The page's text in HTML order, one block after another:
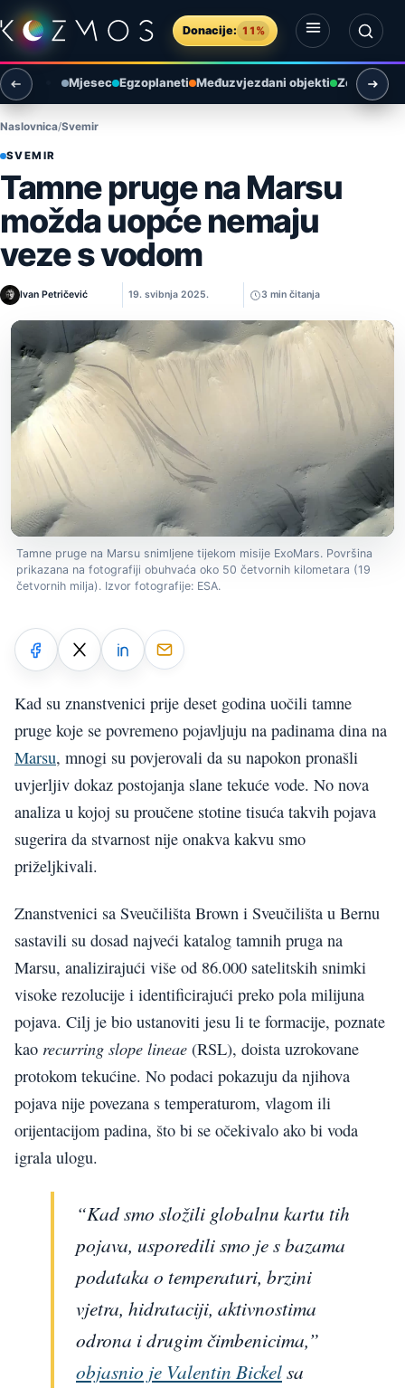
Preskoči na sadržaj
Donacije: 11%
Otvori izbornik
Otvori pretragu
Mjesec Egzoplaneti Međuzvjezdani objekti Zemlja i
Naslovnica Svemir
SVEMIR
Tamne pruge na Marsu
možda uopće nemaju
veze s vodom
Ivan Petričević 19. svibnja 2025. 3 min čitanja
Tamne pruge na Marsu snimljene tijekom misije ExoMars. Površina
prikazana na fotografiji obuhvaća oko 50 četvornih kilometara (19
četvornih milja). Izvor fotografije: ESA.
Kad su znanstvenici prije deset godina uočili tamne
pruge koje se povremeno pojavljuju na padinama dina na
Marsu, mnogi su povjerovali da su napokon pronašli
uvjerljiv dokaz postojanja slane tekuće vode. No nova
analiza u kojoj su proučene stotine tisuća takvih pojava
sugerira da stvarnost nije onakva kakvu smo
priželjkivali.
Znanstvenici sa Sveučilišta Brown i Sveučilišta u Bernu
sastavili su dosad najveći katalog tamnih pruga na
Marsu, analizirajući više od 86.000 satelitskih snimki
visoke rezolucije i identificirajući preko pola milijuna
pojava. Cilj je bio ustanoviti jesu li te formacije, poznate
kao recurring slope lineae (RSL), doista uzrokovane
protokom tekućine. No podaci pokazuju da njihova
pojava nije povezana s temperaturom, vlagom ili
orijentacijom padina, što bi se očekivalo ako bi voda
igrala ulogu.
“Kad smo složili globalnu kartu tih
pojava, usporedili smo je s bazama
podataka o temperaturi, brzini
vjetra, hidrataciji, aktivnostima
odrona i drugim čimbenicima,”
objasnio je Valentin Bickelsa